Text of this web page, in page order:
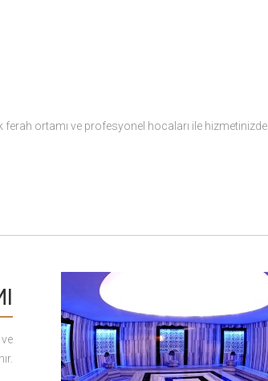
ferah ortamı ve profesyonel hocaları ile hizmetinizde